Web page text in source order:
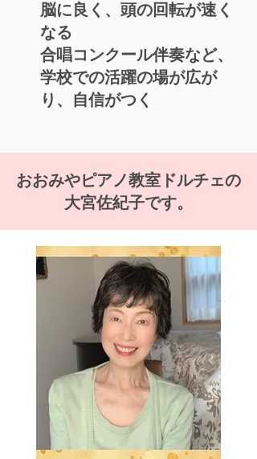
脳に良く、頭の回転が速く
なる
合唱コンクール伴奏など、
学校での活躍の場が広が
り、自信がつく
おおみやピアノ教室ドルチェの
大宮佐紀子です。